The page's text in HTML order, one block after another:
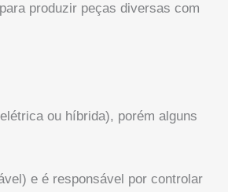
produzir peças diversas com
ou híbrida), porém alguns
e é responsável por controlar